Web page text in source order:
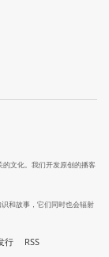
文化。我们开发原创的播客
和故事，它们同时也会辐射
行 RSS